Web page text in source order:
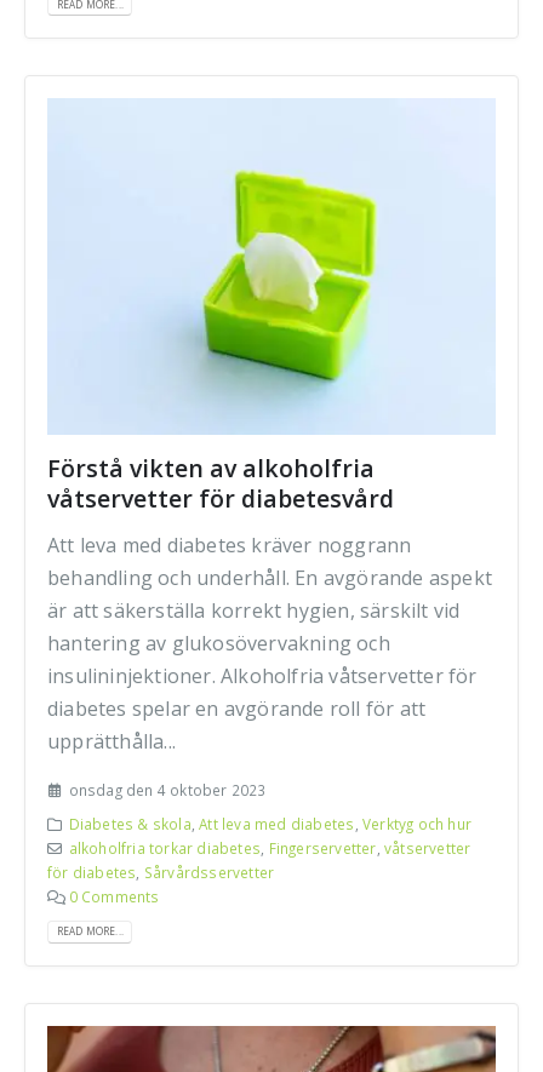
READ MORE...
Förstå vikten av alkoholfria
våtservetter för diabetesvård
Att leva med diabetes kräver noggrann
behandling och underhåll. En avgörande aspekt
är att säkerställa korrekt hygien, särskilt vid
hantering av glukosövervakning och
insulininjektioner. Alkoholfria våtservetter för
diabetes spelar en avgörande roll för att
upprätthålla...
onsdag den 4 oktober 2023
Diabetes & skola ,Att leva med diabetes Verktyg och hur
alkoholfria torkar diabetes Fingerservetter våtservetter
för diabetes Sårvårdsservetter
0 Comments
READ MORE...